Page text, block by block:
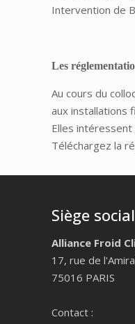
Intervention de
Les
Au cours du
aux installations
Elles
Téléchargez la
Siège social
Alliance Froid
17, rue de
75016 PARIS
Contact :